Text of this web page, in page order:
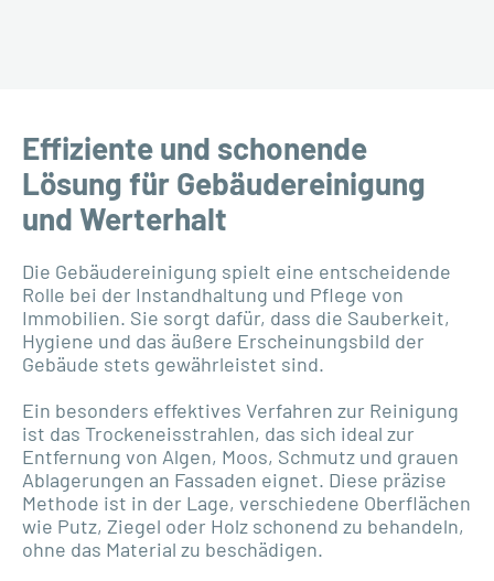
Effiziente und schonende
Lösung für Gebäudereinigung
und Werterhalt
Die Gebäudereinigung spielt eine entscheidende
Rolle bei der Instandhaltung und Pflege von
Immobilien. Sie sorgt dafür, dass die Sauberkeit,
Hygiene und das äußere Erscheinungsbild der
Gebäude stets gewährleistet sind.
Ein besonders effektives Verfahren zur Reinigung
ist das Trockeneisstrahlen, das sich ideal zur
Entfernung von Algen, Moos, Schmutz und grauen
Ablagerungen an Fassaden eignet. Diese präzise
Methode ist in der Lage, verschiedene Oberflächen
wie Putz, Ziegel oder Holz schonend zu behandeln,
ohne das Material zu beschädigen.